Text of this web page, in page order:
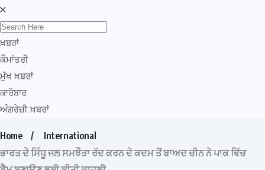
ਖ਼ਬਰਾਂ
ਕੌਮਾਂਤਰੀ
ਮੁੱਖ ਖ਼ਬਰਾਂ
ਕਾਰੋਬਾਰ
ਅੰਗਰੇਜ਼ੀ ਖ਼ਬਰਾਂ
Home
International
ਭਾਰਤ ਦੇ ਸਿੰਧੂ ਜਲ ਸਮਝੌਤਾ ਰੱਦ ਕਰਨ ਦੇ ਕਦਮ ਤੋਂ ਬਾਅਦ ਚੀਨ ਨੇ ਪਾਕ ਵਿੱਚ